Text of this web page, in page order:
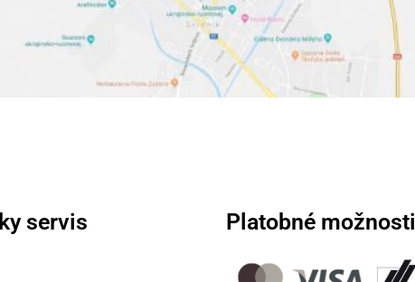
servis Platobné možnosti